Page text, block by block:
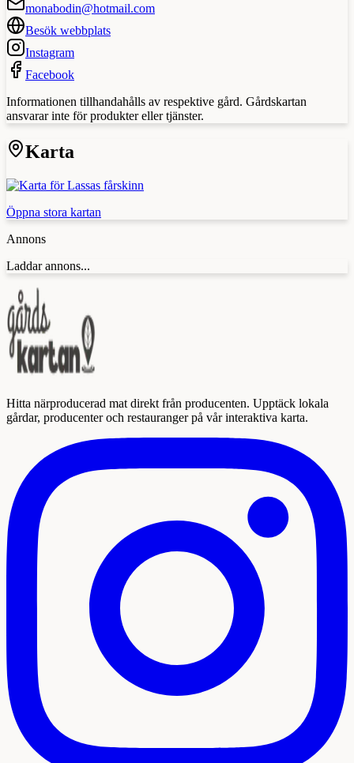
monabodin@hotmail.com
Besök webbplats
Instagram
Facebook
Informationen tillhandahålls av respektive gård. Gårdskartan
ansvarar inte för produkter eller tjänster.
Karta
Öppna stora kartan
Annons
Laddar annons...
Hitta närproducerad mat direkt från producenten. Upptäck lokala
gårdar, producenter och restauranger på vår interaktiva karta.